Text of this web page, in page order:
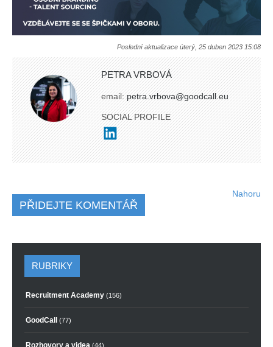
Poslední aktualizace úterý, 25 duben 2023 15:08
PETRA VRBOVÁ
email:petra.vrbova@goodcall.eu
SOCIAL PROFILE
PŘIDEJTE KOMENTÁŘ
Nahoru
RUBRIKY
Recruitment Academy (156)
GoodCall (77)
Rozhovory a videa (44)